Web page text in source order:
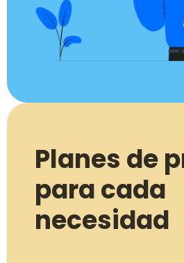
Planes de
para cada
necesidad